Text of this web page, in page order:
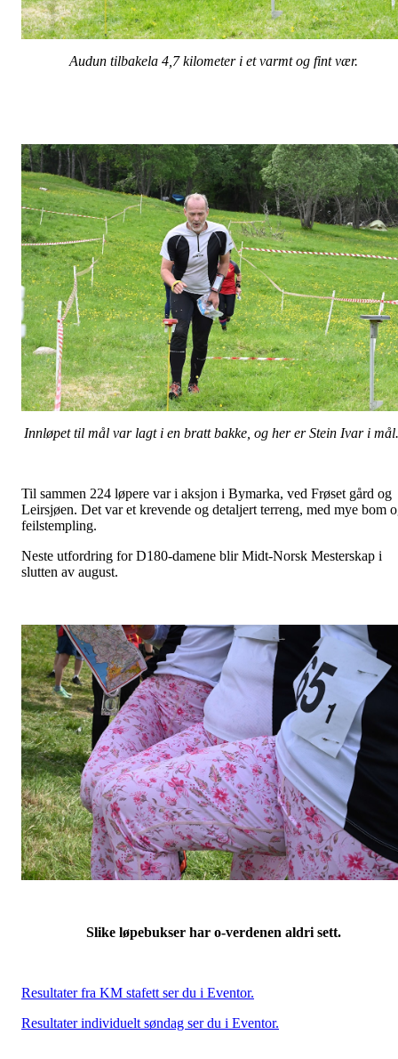
Audun tilbakela 4,7 kilometer i et varmt og fint vær.
Innløpet til mål var lagt i en bratt bakke, og her er Stein Ivar i
Til sammen 224 løpere var i aksjon i Bymarka, ved Frøset gård og
Leirsjøen. Det var et krevende og detaljert terreng, med mye bom
feilstempling.
Neste utfordring for D180-damene blir Midt-Norsk Mesterskap i
slutten av august.
Slike løpebukser har o-verdenen aldri sett.
Resultater fra KM stafett ser du i Eventor.
Resultater individuelt søndag ser du i Eventor.